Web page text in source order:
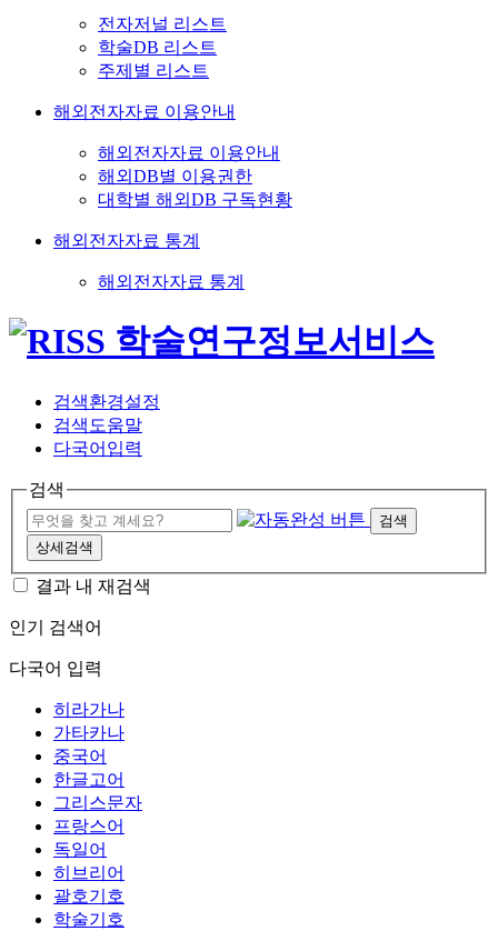
전자저널 리스트
학술DB 리스트
주제별 리스트
해외전자자료 이용안내
해외전자자료 이용안내
해외DB별 이용권한
대학별 해외DB 구독현황
해외전자자료 통계
해외전자자료 통계
검색환경설정
검색도움말
다국어입력
검색
검색
상세검색
결과 내 재검색
인기 검색어
다국어 입력
히라가나
가타카나
중국어
한글고어
그리스문자
프랑스어
독일어
히브리어
괄호기호
학술기호